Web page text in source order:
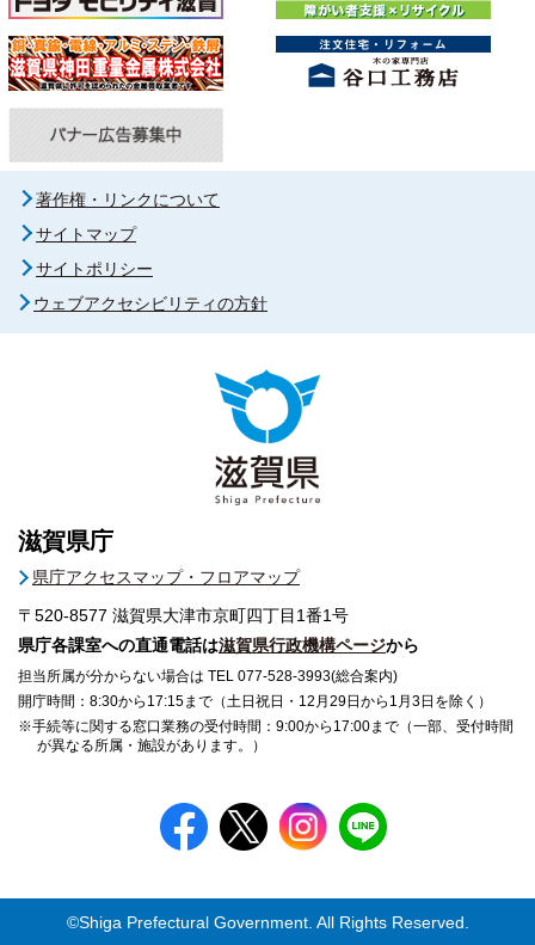
著作権・リンクについて
サイトマップ
サイトポリシー
ウェブアクセシビリティの方針
滋賀県庁
県庁アクセスマップ・フロアマップ
〒520-8577 滋賀県大津市京町四丁目1番1号
県庁各課室への直通電話は滋賀県行政機構ページから
担当所属が分からない場合は TEL 077-528-3993(総合案内)
開庁時間：8:30から17:15まで（土日祝日・12月29日から1月3日を除く）
※手続等に関する窓口業務の受付時間：9:00から17:00まで（一部、受付時間
が異なる所属・施設があります。）
©Shiga Prefectural Government. All Rights Reserved.